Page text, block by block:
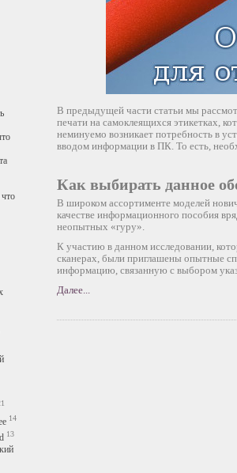
14
13
В предыдущей части статьи мы
печати на самоклеящихся этикетках,
неминуемо возникает потребность в
вводом информации в ПК. То есть,
Как выбирать данное
В широком ассортименте моделей
качестве информационного пособия
неопытных «гуру».
К участию в данном исследовании,
сканерах, были приглашены опытные
информацию, связанную с выбором
Далее...